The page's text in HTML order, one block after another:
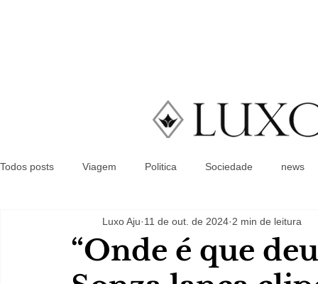
Todos posts Viagem Politica Sociedade news
“Onde é que
Luxo Aju 11 de out. de 2024 2 min de leitura